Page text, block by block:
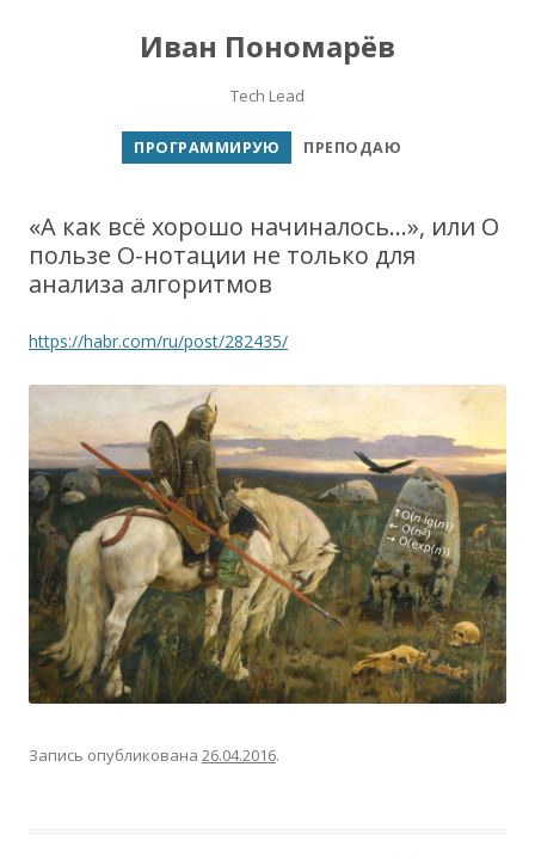
Иван Пономарёв
Tech Lead
Перейти к содержимому
ПРОГРАММИРУЮ ПРЕПОДАЮ
«А как всё хорошо начиналось…», или О
пользе O-нотации не только для
анализа алгоритмов
https://habr.com/ru/post/282435/
Запись опубликована 26.04.2016.